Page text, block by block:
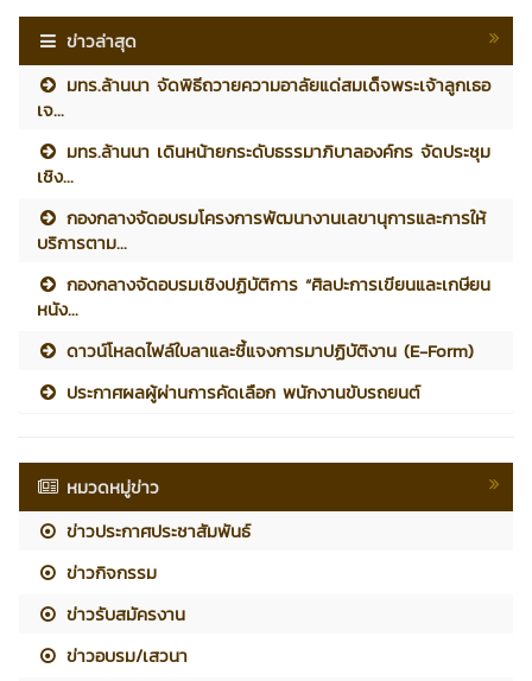
ข่าวล่าสุด
มทร.ล้านนา จัดพิธีถวายความอาลัยแด่สมเด็จพระเจ้าลูกเธอ
เจ...
มทร.ล้านนา เดินหน้ายกระดับธรรมาภิบาลองค์กร จัดประชุม
เชิง...
กองกลางจัดอบรมโครงการพัฒนางานเลขานุการและการให้
บริการตาม...
กองกลางจัดอบรมเชิงปฏิบัติการ “ศิลปะการเขียนและเกษียน
หนัง...
ดาวน์โหลดไฟล์ใบลาและชี้แจงการมาปฏิบัติงาน (E-Form)
ประกาศผลผู้ผ่านการคัดเลือก พนักงานขับรถยนต์
หมวดหมู่ข่าว
ข่าวประกาศประชาสัมพันธ์
ข่าวกิจกรรม
ข่าวรับสมัครงาน
ข่าวอบรม/เสวนา